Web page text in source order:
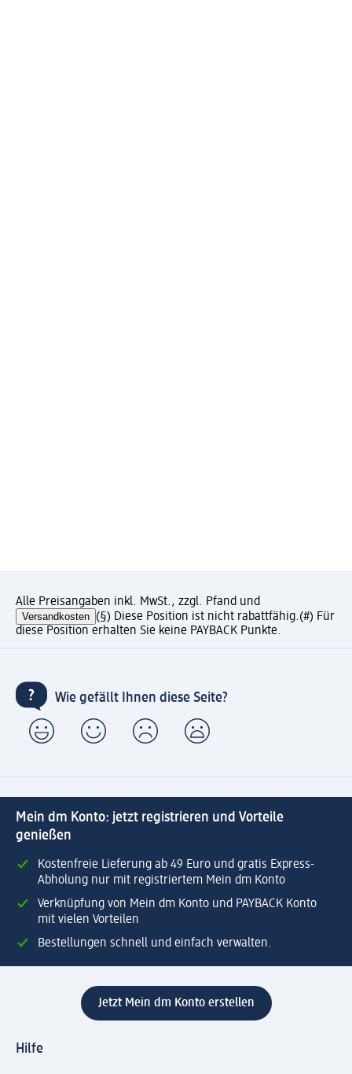
Alle Preisangaben inkl. MwSt., zzgl. Pfand und
Versandkosten (§) Diese Position ist nicht rabattfähig.(#) Für
diese Position erhalten Sie keine PAYBACK Punkte.
Wie gefällt Ihnen diese Seite?
Mein dm Konto: jetzt registrieren und Vorteile
genießen
Kostenfreie Lieferung ab 49 Euro und gratis Express-
Abholung nur mit registriertem Mein dm Konto
Verknüpfung von Mein dm Konto und PAYBACK Konto
mit vielen Vorteilen
Bestellungen schnell und einfach verwalten.
Jetzt Mein dm Konto erstellen
Hilfe